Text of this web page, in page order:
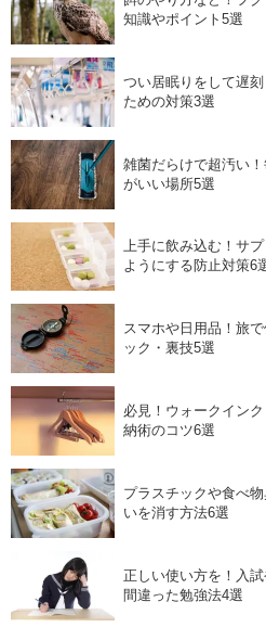
知識やポイント5選
つい居眠りをして遅
ための対策3選
雑菌だらけで超汚い
がいい場所5選
上手に飲み込む！サ
ようにする防止対策6
スマホや日用品！旅
ック・裏技5選
必見！ウォークイン
納術のコツ6選
プラスチックや食べ
いを消す方法6選
正しい使い方を！入
間違った勉強法4選